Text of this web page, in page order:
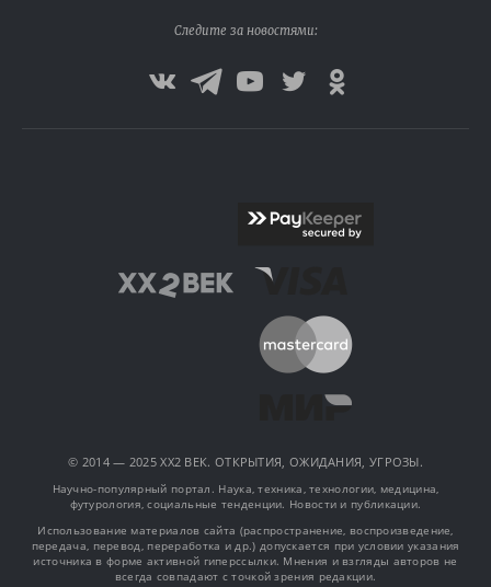
Следите за новостями:
© 2014 — 2025 XX2 ВЕК. ОТКРЫТИЯ, ОЖИДАНИЯ, УГРОЗЫ.
Научно-популярный портал. Наука, техника, технологии, медицина,
футурология, социальные тенденции. Новости и публикации.
Использование материалов сайта (распространение, воспроизведение,
передача, перевод, переработка и др.) допускается при условии указания
источника в форме активной гиперссылки. Мнения и взгляды авторов не
всегда совпадают с точкой зрения редакции.